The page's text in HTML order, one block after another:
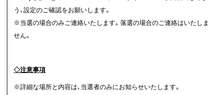
う、設定のご確認をお願いします。
※当選の場合のみご連絡いたします。落選の場合のご連絡はいたしま
せん。
◇注意事項
※詳細な場所と内容は、当選者のみにお知らせいたします。